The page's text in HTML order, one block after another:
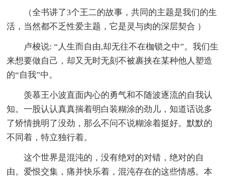
（全书讲了3个王二的故事，共同的主题是我们的生
活，当然都不乏性爱主题，它是灵与肉的深层契合 ）
卢梭说: “人生而自由,却无往不在枷锁之中”。我们生
来想要做自己，却又无时无刻不被裹挟在某种他人塑造
的“自我”中。
羡慕王小波直面内心的勇气和不随波逐流的自我认
知。一股认认真真揣着明白装糊涂的劲儿，知道话说多
了矫情挑明了没劲，那么不问不说糊涂着挺好。默默的
不同着，特立独行着。
这个世界是混沌的，没有绝对的对错，绝对的自
由。爱恨交集，痛并快乐着，混沌存在的这些情感。本